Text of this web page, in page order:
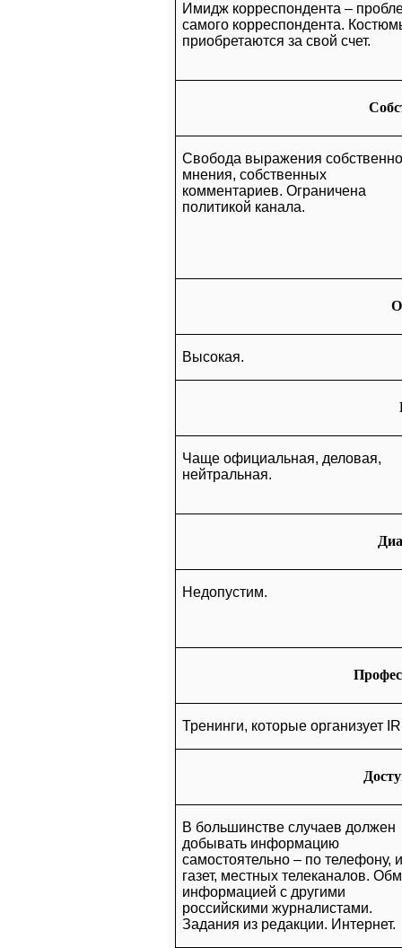
Имидж корреспондента –
самого корреспондента.
приобретаются за свой счет.
Свобода выражения
мнения, собственных
комментариев. Ограничена
политикой канала.
Высокая.
Чаще официальная, деловая,
нейтральная.
Недопустим.
Тренинги, которые организует
В большинстве случаев должен
добывать информацию
самостоятельно – по телефону,
газет, местных телеканалов.
информацией с другими
российскими журналистами.
Задания из редакции. Интернет.